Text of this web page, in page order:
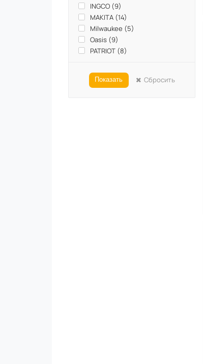
INGCO (9)
MAKITA (14)
Milwaukee (5)
Oasis (9)
PATRIOT (8)
SPARTA (1)
Вихрь (6)
Показать Сбросить